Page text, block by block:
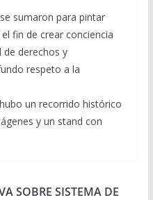
sumaron para pintar
fin de crear conciencia
de derechos y
respeto a la
un recorrido histórico
y un stand con
SOBRE SISTEMA DE